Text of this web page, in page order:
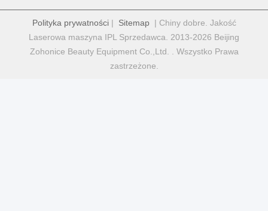
Polityka prywatności| Sitemap| Chiny dobre. Jakość
Laserowa maszyna IPL Sprzedawca. 2013-2026 Beijing
Zohonice Beauty Equipment Co.,Ltd. . Wszystko Prawa
zastrzeżone.